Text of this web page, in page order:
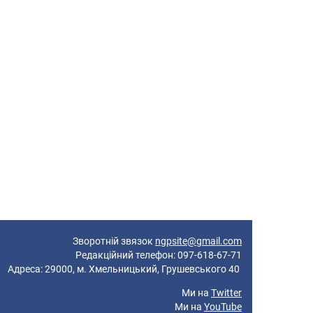
Зворотній звязок ngpsite@gmail.com
Редакційний телефон: 097-618-67-71
29000, м. Хмельницький, Грушевського 40
Ми на Twitter
Ми на YouTube